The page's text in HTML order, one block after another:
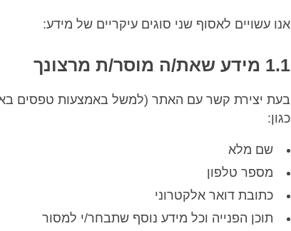
אנו עשויים לאסוף שני סוגים עיקריים של מידע:
1.1 מידע שאת/ה מוסר/ת מרצונך
בעת יצירת קשר עם האתר (למשל באמצעות טפסים
כגון:
שם מלא
מספר טלפון
כתובת דואר אלקטרוני
תוכן הפנייה וכל מידע נוסף שתבחר/י למסור